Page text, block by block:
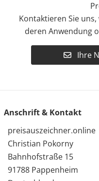
Kontaktieren Sie
deren Anwendung
Ihre
Anschrift & Kontakt
preisauszeichner.online
Christian Pokorny
Bahnhofstraße 15
91788 Pappenheim